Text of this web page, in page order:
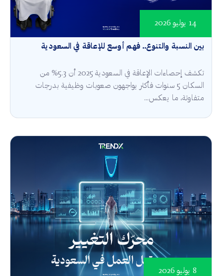
بين النسبة والتنوع.. فهم أوسع للإعاقة في السعودية
14 يوليو 2026
تكشف إحصاءات الإعاقة في السعودية 2025 أن 5.3% من
السكان 5 سنوات فأكثر يواجهون صعوبات وظيفية بدرجات
متفاوتة، ما يعكس...
8 يوليو 2026